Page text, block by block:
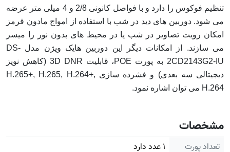
تنظیم فوکوس را دارد و با فواصل کانونی 2/8 و 4 میلی متر عرضه
می شود. دوربین های دید در شب با استفاده از امواج مادون قرمز
امکان رویت تصاویر در شب یا در محیط های بدون نور را میسر
می سازند. از امکانات دیگر این دوربین هایک ویژن مدل DS-
2CD2143G2-IU به پورت POE، قابلیت 3D DNR (کاهش نویز
دیجیتالی سه بعدی) و فشرده سازی H.265+, H.265, H.264+,
H.264 می توان اشاره نمود.
مشخصات
تعداد پورت ۱ عدد دارد